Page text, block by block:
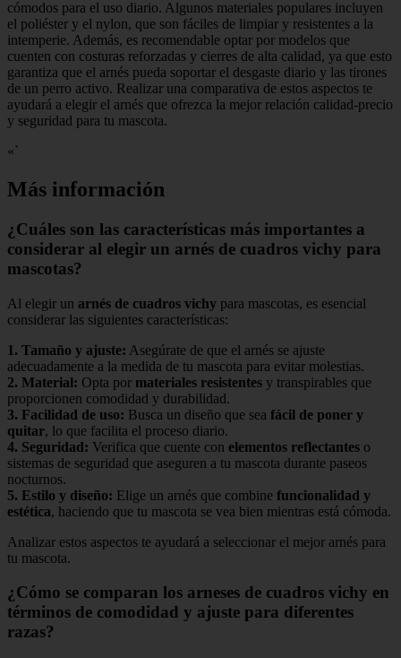
cómodos para el uso diario. Algunos materiales populares incluyen
el poliéster y el nylon, que son fáciles de limpiar y resistentes a la
intemperie. Además, es recomendable optar por modelos que
cuenten con costuras reforzadas y cierres de alta calidad, ya que esto
garantiza que el arnés pueda soportar el desgaste diario y las tirones
de un perro activo. Realizar una comparativa de estos aspectos te
ayudará a elegir el arnés que ofrezca la mejor relación calidad-precio
y seguridad para tu mascota.
«`
Más información
¿Cuáles son las características más importantes a
considerar al elegir un arnés de cuadros vichy para
mascotas?
Al elegir un arnés de cuadros vichy para mascotas, es esencial
considerar las siguientes características:
1. Tamaño y ajuste: Asegúrate de que el arnés se ajuste
adecuadamente a la medida de tu mascota para evitar molestias.
2. Material: Opta por materiales resistentes y transpirables que
proporcionen comodidad y durabilidad.
3. Facilidad de uso: Busca un diseño que sea fácil de poner y
quitar, lo que facilita el proceso diario.
4. Seguridad: Verifica que cuente con elementos reflectantes o
sistemas de seguridad que aseguren a tu mascota durante paseos
nocturnos.
5. Estilo y diseño: Elige un arnés que combine funcionalidad y
estética, haciendo que tu mascota se vea bien mientras está cómoda.
Analizar estos aspectos te ayudará a seleccionar el mejor arnés para
tu mascota.
¿Cómo se comparan los arneses de cuadros vichy en
términos de comodidad y ajuste para diferentes
razas?